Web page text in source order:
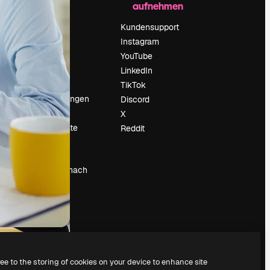
Preise
Über uns
Reviews
Karriere
Suchtrends
Blog
Veranstaltungen
Slidesgo
Deine Inhalte
Suchst du nach
aufnehmen
Kundensupport
Instagram
YouTube
LinkedIn
TikTok
Discord
X
Reddit
to the storing of cookies on your device to enhance site